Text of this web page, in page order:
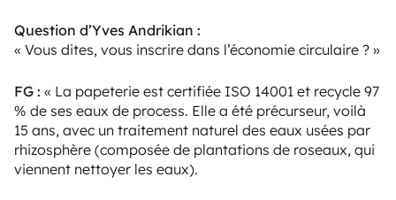
Question d’Yves Andrikian :
« Vous dites, vous inscrire dans l’économie circulaire ? »
FG : « La papeterie est certifiée ISO 14001 et recycle 97
% de ses eaux de process. Elle a été précurseur, voilà
15 ans, avec un traitement naturel des eaux usées par
rhizosphère (composée de plantations de roseaux, qui
viennent nettoyer les eaux).